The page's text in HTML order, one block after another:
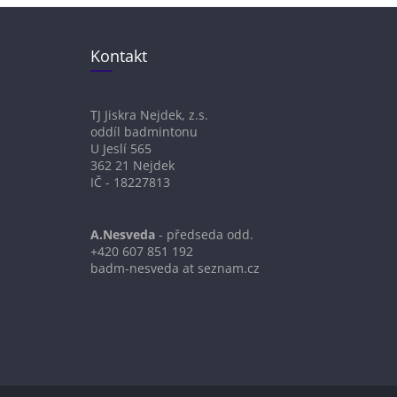
Kontakt
TJ Jiskra Nejdek, z.s.
oddíl badmintonu
U Jeslí 565
362 21 Nejdek
IČ - 18227813
A.Nesveda - předseda odd.
+420 607 851 192
badm-nesveda at seznam.cz